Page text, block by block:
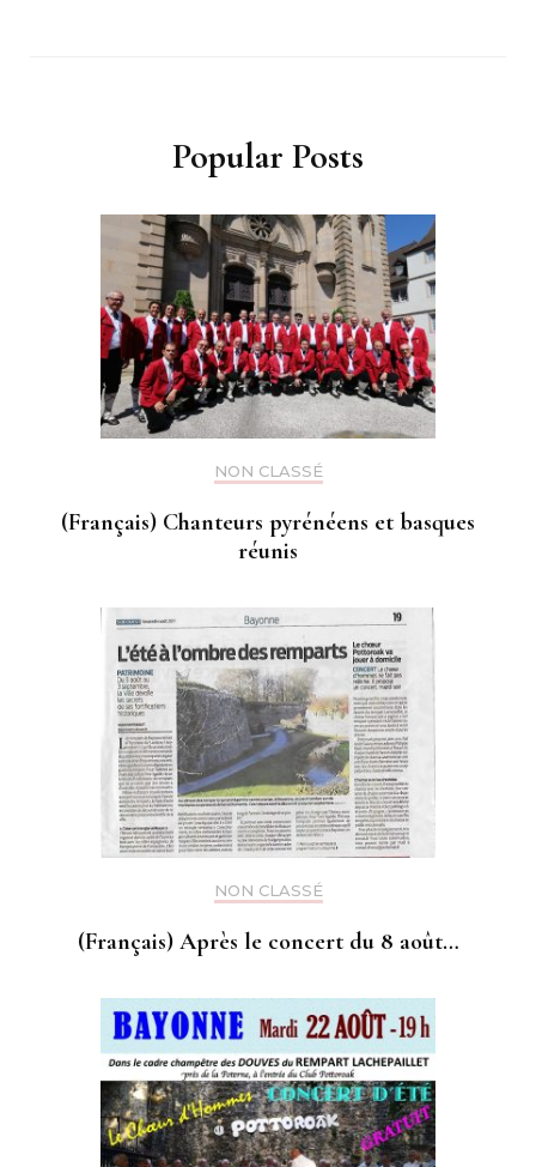
Popular Posts
NON CLASSÉ
(Français) Chanteurs pyrénéens et basques
réunis
NON CLASSÉ
(Français) Après le concert du 8 août…